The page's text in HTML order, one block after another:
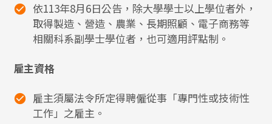
依113年8月6日公告，除大學學士以上學位者外，
取得製造、營造、農業、長期照顧、電子商務等
相關科系副學士學位者，也可適用評點制。
雇主資格
雇主須屬法令所定得聘僱從事「專門性或技術性
工作」之雇主。